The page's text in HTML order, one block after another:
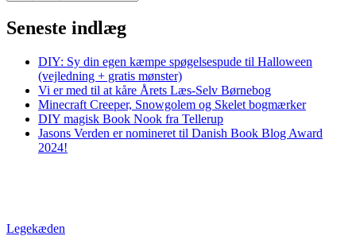
Seneste indlæg
DIY: Sy din egen kæmpe spøgelsespude til Halloween
(vejledning + gratis mønster)
Vi er med til at kåre Årets Læs-Selv Børnebog
Minecraft Creeper, Snowgolem og Skelet bogmærker
DIY magisk Book Nook fra Tellerup
Jasons Verden er nomineret til Danish Book Blog Award
2024!
Legekæden